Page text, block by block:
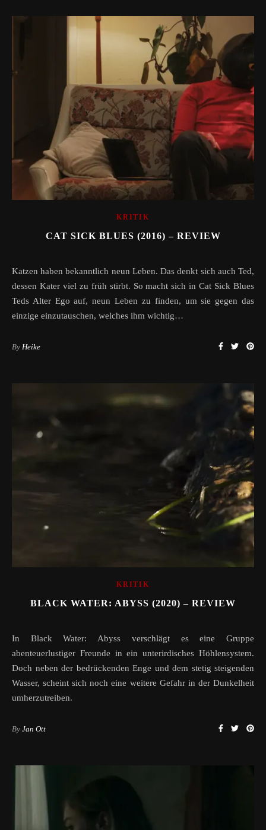
KRITIK
CAT SICK BLUES (2016) – REVIEW
Katzen haben bekanntlich neun Leben. Das denkt sich auch Ted,
dessen Kater viel zu früh stirbt. So macht sich in Cat Sick Blues
Teds Alter Ego auf, neun Leben zu finden, um sie gegen das
einzige einzutauschen, welches ihm wichtig…
By Heike
KRITIK
BLACK WATER: ABYSS (2020) – REVIEW
In Black Water: Abyss verschlägt es eine Gruppe
abenteuerlustiger Freunde in ein unterirdisches Höhlensystem.
Doch neben der bedrückenden Enge und dem stetig steigenden
Wasser, scheint sich noch eine weitere Gefahr in der Dunkelheit
umherzutreiben.
By Jan Ott